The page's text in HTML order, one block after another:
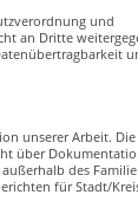
und
an Dritte
unserer Arbeit.
über
des
für Stadt/